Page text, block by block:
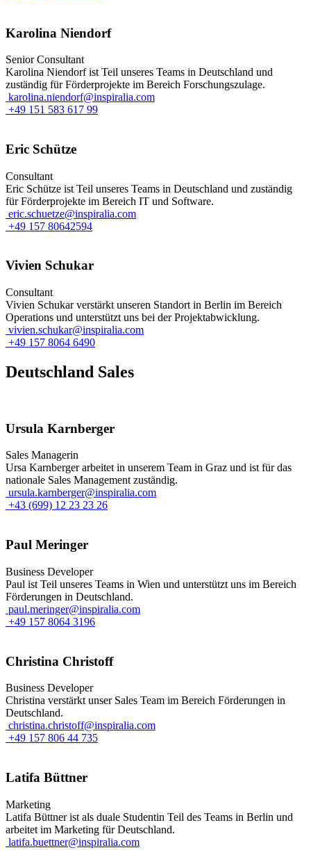
Karolina Niendorf
Senior Consultant
Karolina Niendorf ist Teil unseres Teams in Deutschland und
zuständig für Förderprojekte im Bereich Forschungszulage.
karolina.niendorf@inspiralia.com
+49 151 583 617 99
Eric Schütze
Consultant
Eric Schütze ist Teil unseres Teams in Deutschland und zuständig
für Förderprojekte im Bereich IT und Software.
eric.schuetze@inspiralia.com
+49 157 80642594
Vivien Schukar
Consultant
Vivien Schukar verstärkt unseren Standort in Berlin im Bereich
Operations und unterstützt uns bei der Projektabwicklung.
vivien.schukar@inspiralia.com
+49 157 8064 6490
Deutschland Sales
Ursula Karnberger
Sales Managerin
Ursa Karnberger arbeitet in unserem Team in Graz und ist für das
nationale Sales Management zuständig.
ursula.karnberger@inspiralia.com
+43 (699) 12 23 23 26
Paul Meringer
Business Developer
Paul ist Teil unseres Teams in Wien und unterstützt uns im Bereich
Förderungen in Deutschland.
paul.meringer@inspiralia.com
+49 157 8064 3196
Christina Christoff
Business Developer
Christina verstärkt unser Sales Team im Bereich Förderungen in
Deutschland.
christina.christoff@inspiralia.com
+49 157 806 44 735
Latifa Büttner
Marketing
Latifa Büttner ist als duale Studentin Teil des Teams in Berlin und
arbeitet im Marketing für Deutschland.
latifa.buettner@inspiralia.com